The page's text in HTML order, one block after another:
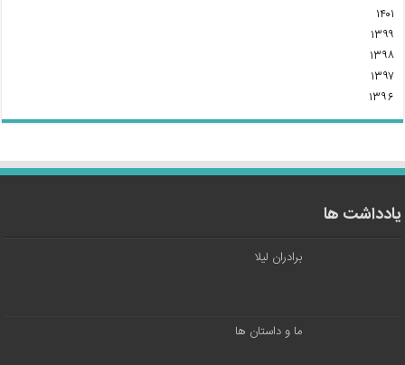
۱۴۰۱
۱۳۹۹
۱۳۹۸
۱۳۹۷
۱۳۹۶
یادداشت ها
برادران لیلا
ما و داستان ها